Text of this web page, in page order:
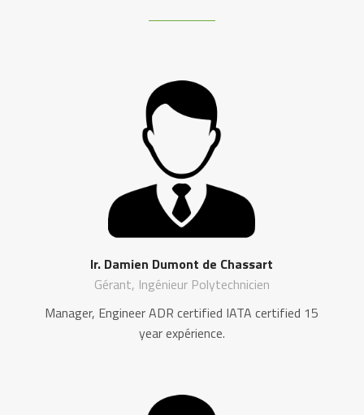
Ir. Damien Dumont de Chassart
Gérant, Ingénieur Polytechnicien
Manager, Engineer ADR certified IATA certified 15
year expérience.